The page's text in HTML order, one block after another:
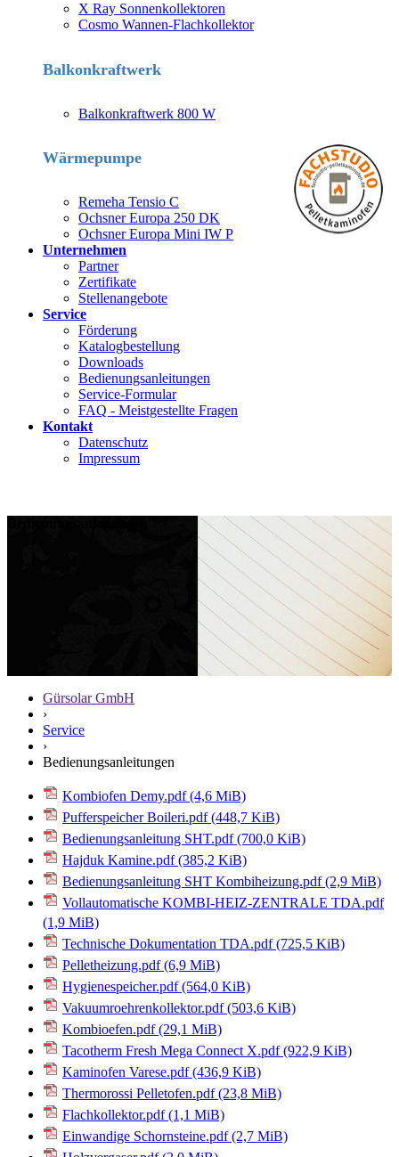
X Ray Sonnenkollektoren
Cosmo Wannen-Flachkollektor
Balkonkraftwerk
Balkonkraftwerk 800 W
Wärmepumpe
Remeha Tensio C
Ochsner Europa 250 DK
Ochsner Europa Mini IW P
Unternehmen
Partner
Zertifikate
Stellenangebote
Service
Förderung
Katalogbestellung
Downloads
Bedienungsanleitungen
Service-Formular
FAQ - Meistgestellte Fragen
Kontakt
Datenschutz
Impressum
Gürsolar GmbH
›
Service
›
Bedienungsanleitungen
Kombiofen Demy.pdf(4,6 MiB)
Pufferspeicher Boileri.pdf(448,7 KiB)
Bedienungsanleitung SHT.pdf(700,0 KiB)
Hajduk Kamine.pdf(385,2 KiB)
Bedienungsanleitung SHT Kombiheizung.pdf(2,9 MiB)
Vollautomatische KOMBI-HEIZ-ZENTRALE TDA.pdf
(1,9 MiB)
Technische Dokumentation TDA.pdf(725,5 KiB)
Pelletheizung.pdf(6,9 MiB)
Hygienespeicher.pdf(564,0 KiB)
Vakuumroehrenkollektor.pdf(503,6 KiB)
Kombioefen.pdf(29,1 MiB)
Tacotherm Fresh Mega Connect X.pdf(922,9 KiB)
Kaminofen Varese.pdf(436,9 KiB)
Thermorossi Pelletofen.pdf(23,8 MiB)
Flachkollektor.pdf(1,1 MiB)
Einwandige Schornsteine.pdf(2,7 MiB)